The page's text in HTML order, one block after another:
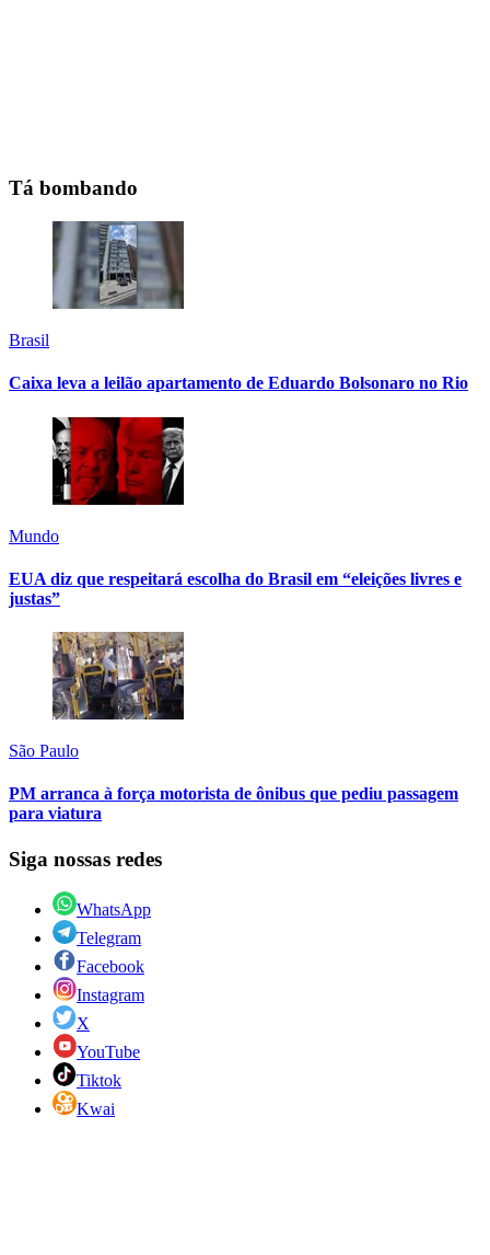
Tá bombando
Brasil
Caixa leva a leilão apartamento de Eduardo Bolsonaro no Rio
Mundo
EUA diz que respeitará escolha do Brasil em “eleições livres e
justas”
São Paulo
PM arranca à força motorista de ônibus que pediu passagem
para viatura
Siga nossas redes
WhatsApp
Telegram
Facebook
Instagram
X
YouTube
Tiktok
Kwai